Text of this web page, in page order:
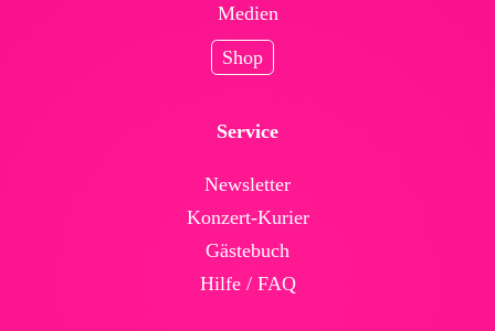
Medien
Shop
Service
News­letter
Konzert-Kurier
Gäste­buch
Hilfe / FAQ